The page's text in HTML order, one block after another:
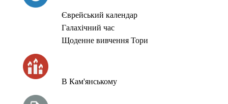
Єврейський календар
Галахічний час
Щоденне вивчення Тори
В Кам'янському